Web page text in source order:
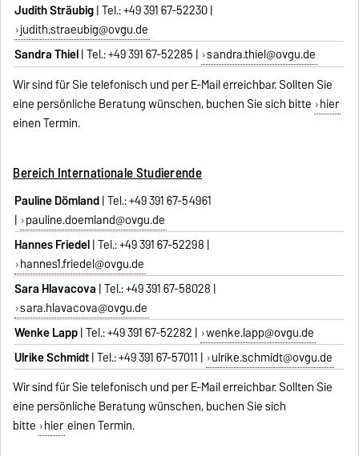
Judith Sträubig| Tel.: +49 391 67-52230 |
judith.straeubig@ovgu.de
Sandra Thiel| Tel.: +49 391 67-52285 | sandra.thiel@ovgu.de
Wir sind für Sie telefonisch und per E-Mail erreichbar. Sollten Sie
eine persönliche Beratung wünschen, buchen Sie sich bitte hier
einen Termin.
Bereich Internationale Studierende
Pauline Dömland| Tel.: +49 391 67-54961
| pauline.doemland@ovgu.de
Hannes Friedel| Tel.: +49 391 67-52298 |
hannes1.friedel@ovgu.de
Sara Hlavacova | Tel.: +49 391 67-58028 |
sara.hlavacova@ovgu.de
Wenke Lapp| Tel.: +49 391 67-52282 | wenke.lapp@ovgu.de
Ulrike Schmidt| Tel.: +49 391 67-57011 | ulrike.schmidt@ovgu.de
Wir sind für Sie telefonisch und per E-Mail erreichbar. Sollten Sie
eine persönliche Beratung wünschen, buchen Sie sich
bitte hier einen Termin.